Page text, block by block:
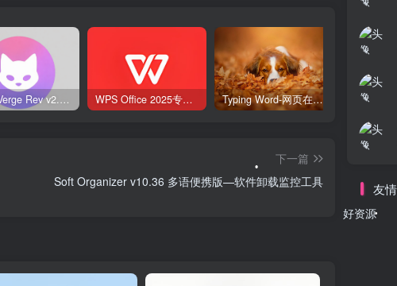
Clash Verge Rev v2.5.2 – 网络代理工具 WPS Office 2025专业版 v12.1.0.23542 v2 永久激活版 Typing Word-网页在线背单词
下一篇
Soft Organizer v10.36 多语便携版—软件卸载监控工具
友
好资源